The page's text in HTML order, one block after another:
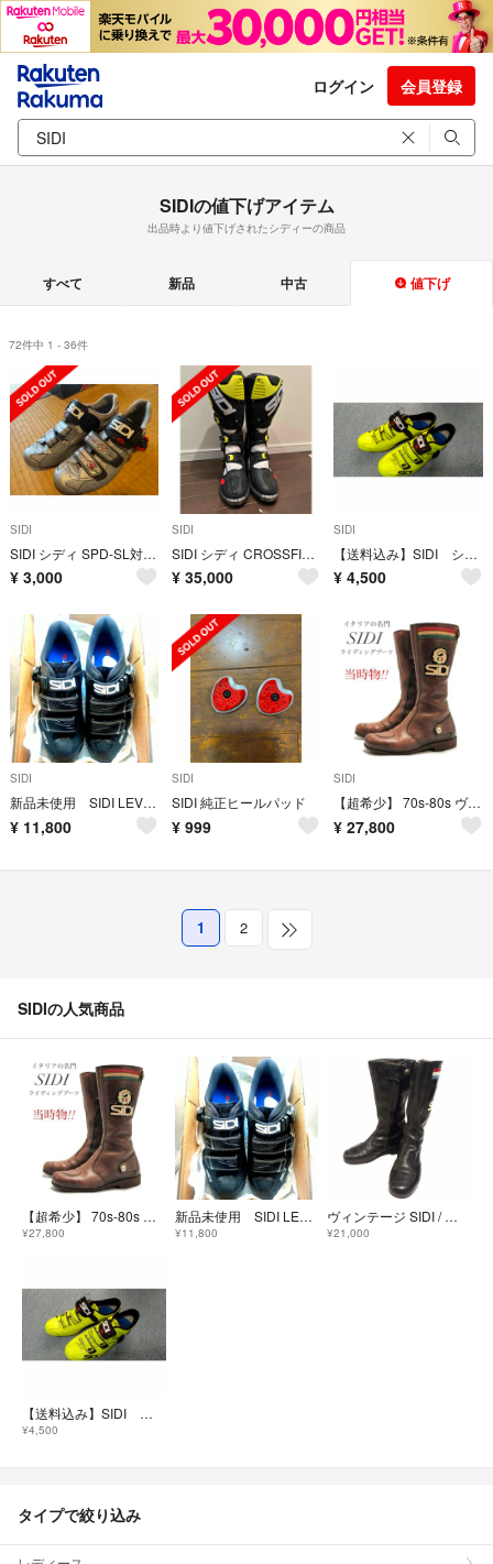
ログイン 会員登録
SIDIの値下げアイテム
出品時より値下げされたシディーの商品
すべて 新品 中古 値下げ
72件中 1 - 36件
SIDI
SIDI シディ SPD-SL対応 ビンディングシューズ 25.5センチ
¥ 3,000
SIDI
SIDI シディ CROSSFIRE オフロードブーツ 26.5cm
¥ 35,000
SIDI
【送料込み】SIDI シューズ 45.5サイズ
¥ 4,500
SIDI
新品未使用 SIDI LEVEL BLACK/BLACK 25.5 EUR41
¥ 11,800
SIDI
SIDI 純正ヒールパッド
¥ 999
SIDI
【超希少】 70s-80s ヴィンテージ SIDI シディ ライディングブーツ
¥ 27,800
1 2
SIDIの人気商品
【超希少】 70s-80s ヴィンテージ SIDI シディ ライディングブーツ
¥27,800
新品未使用 SIDI LEVEL BLACK/BLACK 25.5 EUR41
¥11,800
ヴィンテージ SIDI / シディレーシングブーツ 39(24.5cm相当)
¥21,000
【送料込み】SIDI シューズ 45.5サイズ
¥4,500
タイプで絞り込み